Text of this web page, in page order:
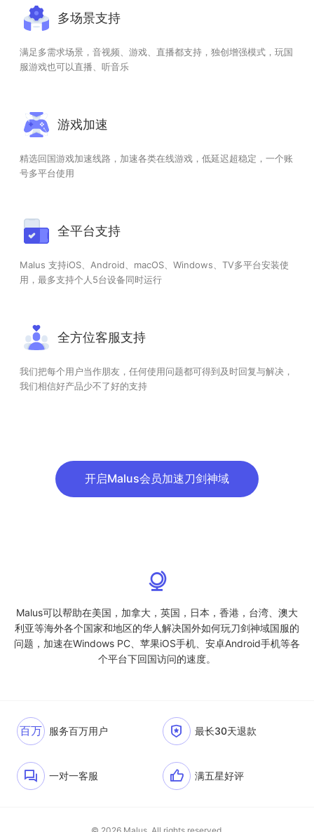
多场景支持
满足多需求场景，音视频、游戏、直播都支持，独创增强模式，玩国
服游戏也可以直播、听音乐
游戏加速
精选回国游戏加速线路，加速各类在线游戏，低延迟超稳定，一个账
号多平台使用
全平台支持
Malus 支持iOS、Android、macOS、Windows、TV多平台安装使
用，最多支持个人5台设备同时运行
全方位客服支持
我们把每个用户当作朋友，任何使用问题都可得到及时回复与解决，
我们相信好产品少不了好的支持
开启Malus会员加速刀剑神域
Malus可以帮助在美国，加拿大，英国，日本，香港，台湾、澳大
利亚等海外各个国家和地区的华人解决国外如何玩刀剑神域国服的
问题，加速在Windows PC、苹果iOS手机、安卓Android手机等各
个平台下回国访问的速度。
百万 服务百万用户 最长30天退款
一对一客服 满五星好评